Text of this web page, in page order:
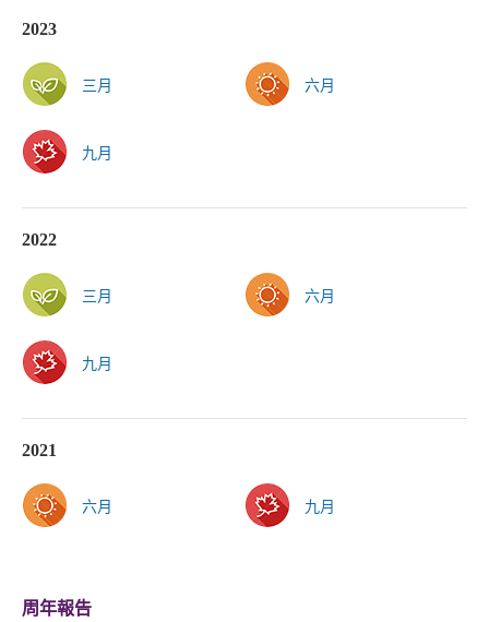
2023
三月 六月
九月
2022
三月 六月
九月
2021
六月 九月
周年報告